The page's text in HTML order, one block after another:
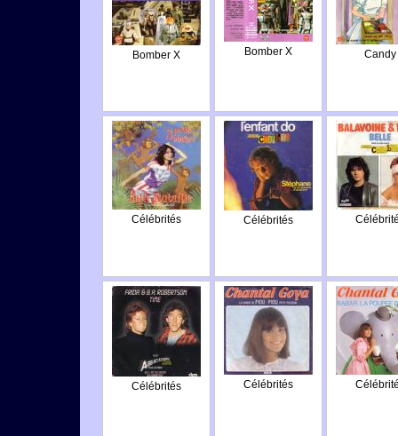
Bomber X Bomber X Candy
Célébrités Célébrités
Célébrités Célébrités